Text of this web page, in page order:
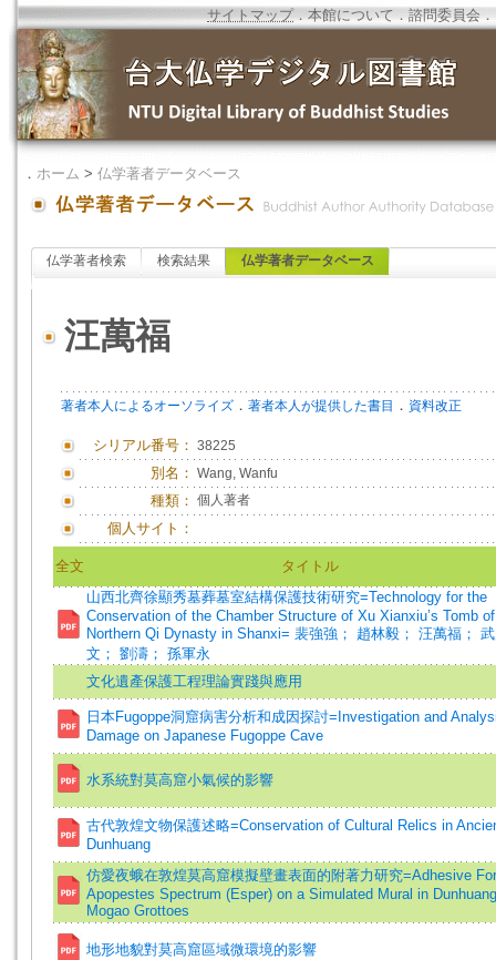
サイトマップ．本館について ．諮問委員会 ．
． ホーム > 仏学著者データベース
仏学著者検索 検索結果 仏学著者データベース
汪萬福
著者本人によるオーソライズ ． 著者本人が提供した書目 ． 資料改正
シリアル番号： 38225
別名： Wang, Wanfu
種類： 個人著者
個人サイト：
全文
タイトル
山西北齊徐顯秀墓葬墓室結構保護技術研究=Technology for the
Conservation of the Chamber Structure of Xu Xianxiu’s Tomb
Northern Qi Dynasty in Shanxi= 裴強強； 趙林毅； 汪萬福；
文； 劉濤； 孫軍永
文化遺產保護工程理論實踐與應用
日本Fugoppe洞窟病害分析和成因探討=Investigation and
Damage on Japanese Fugoppe Cave
水系統對莫高窟小氣候的影響
古代敦煌文物保護述略=Conservation of Cultural Relics in
Dunhuang
仿愛夜蛾在敦煌莫高窟模擬壁畫表面的附著力研究=Adhesive
Apopestes Spectrum (Esper) on a Simulated Mural in Dunhuang
Mogao Grottoes
地形地貌對莫高窟區域微環境的影響